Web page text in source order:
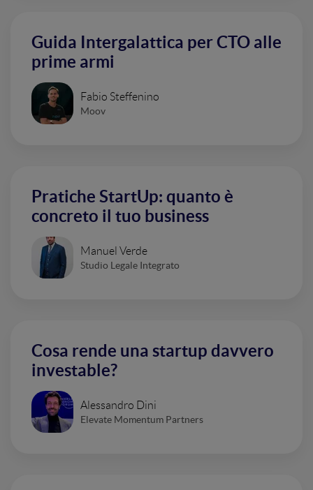
Guida Intergalattica per CTO alle
prime armi
Fabio Steffenino
Moov
Pratiche StartUp: quanto è
concreto il tuo business
Manuel Verde
Studio Legale Integrato
Cosa rende una startup davvero
investable?
Alessandro Dini
Elevate Momentum Partners